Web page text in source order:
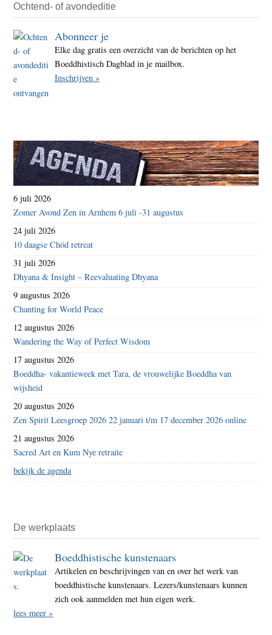
Ochtend- of avondeditie
Abonneer je
Elke dag gratis een overzicht van de berichten op het
Boeddhistisch Dagblad in je mailbox.
Inschrijven »
6 juli 2026
Zomer Avond Zen in Arnhem 6 juli -31 augustus
24 juli 2026
10 daagse Chöd retreat
31 juli 2026
Dhyana & Insight – Reevaluating Dhyana
9 augustus 2026
Chanting for World Peace
12 augustus 2026
Wandering the Way of Perfect Wisdom
17 augustus 2026
Boeddha- vakantieweek met Tara, de vrouwelijke Boeddha van
wijsheid
20 augustus 2026
Zen Spirit Leesgroep 2026 22 januari t/m 17 december 2026 online
21 augustus 2026
Sacred Art en Kum Nye retraite
bekijk de agenda
De werkplaats
Boeddhistische kunstenaars
Artikelen en beschrijvingen van en over het werk van
boeddhistische kunstenaars. Lezers/kunstenaars kunnen
zich ook aanmelden met hun eigen werk.
lees meer »